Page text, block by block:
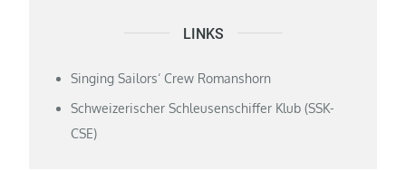
LINKS
Singing Sailors‘ Crew Romanshorn
Schweizerischer Schleusenschiffer Klub (SSK-
CSE)